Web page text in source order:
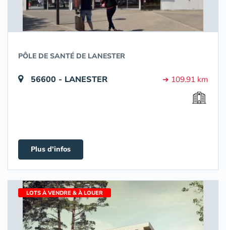
PÔLE DE SANTÉ DE LANESTER
56600 - LANESTER ➔ 109.91 km
Plus d'infos
LOTS À VENDRE & À LOUER